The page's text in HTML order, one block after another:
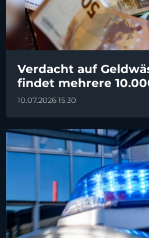
Verdacht auf
findet mehrere
10.07.2026 15:30